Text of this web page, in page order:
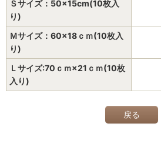
Ｓサイズ：50×15cm(10枚入
り)
Ｍサイズ：60×18ｃｍ(10枚入
り)
Ｌサイズ:70ｃｍ×21ｃｍ(10枚
入り)
戻る